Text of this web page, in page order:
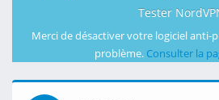
Tester
Merci de désactiver votre logiciel anti-
problème. Consulter la